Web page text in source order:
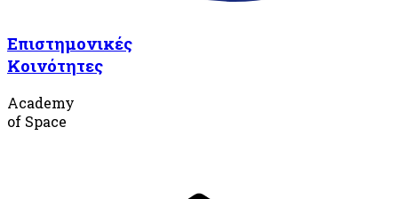
Επιστημονικές
Κοινότητες
Academy
of Space